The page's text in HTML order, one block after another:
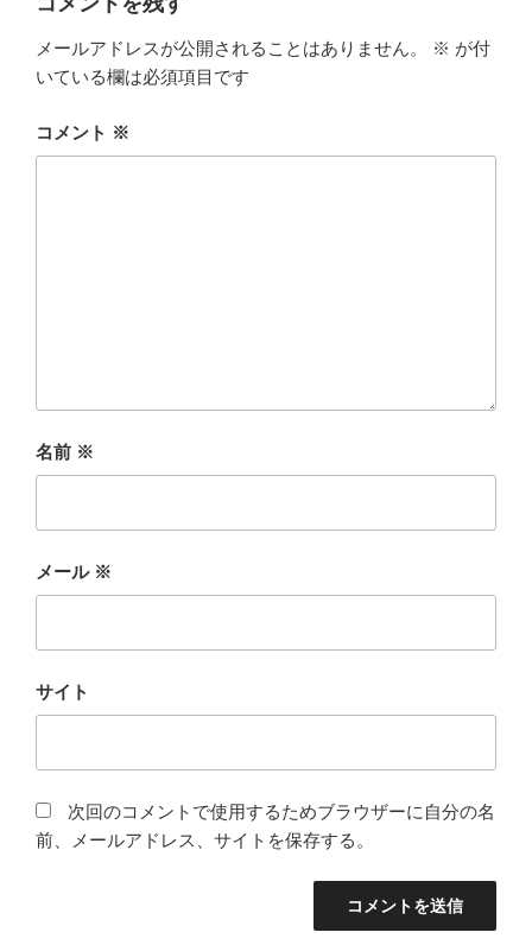
メールアドレスが公開されることはありません。 ※ が付
いている欄は必須項目です
コメント ※
名前 ※
メール ※
サイト
次回のコメントで使用するためブラウザーに自分の名
前、メールアドレス、サイトを保存する。